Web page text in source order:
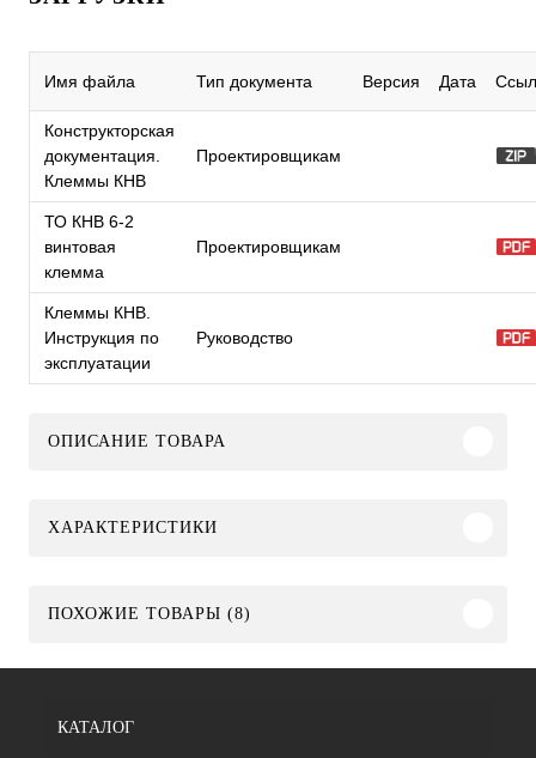
Имя файла Тип документа Версия Дата
Конструкторская
документация.
Клеммы КНВ
Проектировщикам
ТО КНВ 6-2
винтовая
клемма
Проектировщикам
Клеммы КНВ.
Инструкция по
эксплуатации
Руководство
ОПИСАНИЕ ТОВАРА
ХАРАКТЕРИСТИКИ
ПОХОЖИЕ ТОВАРЫ (8)
КАТАЛОГ